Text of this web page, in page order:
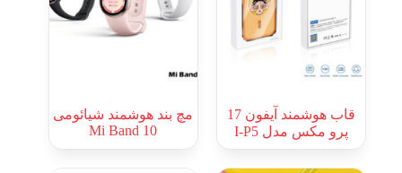
قاب هوشمند آیفون 17
پرو مکس مدل I-P5
مچ بند هوشمند شیائومی
Mi Band 10